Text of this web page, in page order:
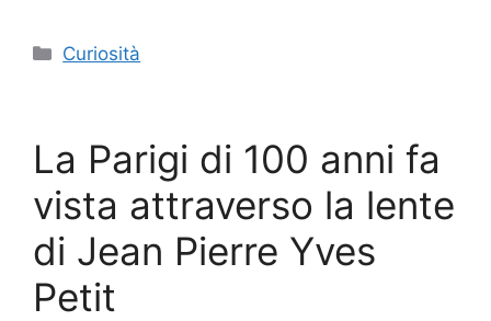
Categorie
Curiosità
La Parigi di 100 anni fa
vista attraverso la lente
di Jean Pierre Yves
Petit